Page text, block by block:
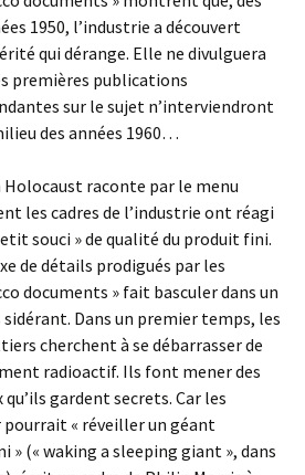
1950, l’industrie a découvert
qui dérange. Elle ne divulguera
premières publications
sur le sujet n’interviendront
des années 1960…
Holocaust raconte par le menu
les cadres de l’industrie ont réagi
souci » de qualité du produit fini.
de détails prodigués par les
documents » fait basculer dans un
sidérant. Dans un premier temps, les
cherchent à se débarrasser de
radioactif. Ils font mener des
qu’ils gardent secrets. Car les
pourrait « réveiller un géant
» (« waking a sleeping giant », dans